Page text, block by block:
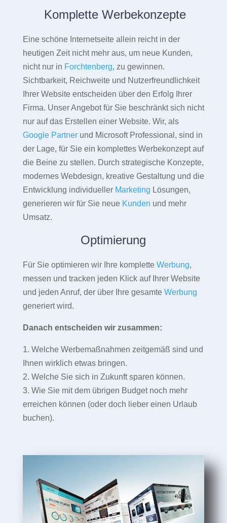
Komplette Werbekonzepte
Eine schöne Internetseite allein reicht in der
heutigen Zeit nicht mehr aus, um neue Kunden,
nicht nur in Forchtenberg, zu gewinnen.
Sichtbarkeit, Reichweite und Nutzerfreundlichkeit
Ihrer Website entscheiden über den Erfolg Ihrer
Firma. Unser Angebot für Sie beschränkt sich nicht
nur auf das Erstellen einer Website. Wir, als
Google Partnerund Microsoft Professional, sind in
der Lage, für Sie ein komplettes Werbekonzept auf
die Beine zu stellen. Durch strategische Konzepte,
modernes Webdesign, kreative Gestaltung und die
Entwicklung individueller Marketing Lösungen,
generieren wir für Sie neue Kunden und mehr
Umsatz.
Optimierung
Für Sie optimieren wir Ihre komplette Werbung,
messen und tracken jeden Klick auf Ihrer Website
und jeden Anruf, der über Ihre gesamte Werbung
generiert wird.
Danach entscheiden wir zusammen:
1. Welche Werbemaßnahmen zeitgemäß sind und
Ihnen wirklich etwas bringen.
2. Welche Sie sich in Zukunft sparen können.
3. Wie Sie mit dem übrigen Budget noch mehr
erreichen können (oder doch lieber einen Urlaub
buchen).